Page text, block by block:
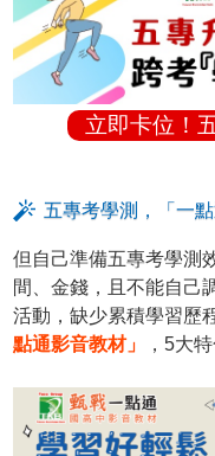
立即卡位！
五專考學測，「一
但自己準備五專考學測
間、金錢，且不能自己
活動，缺少累積學習歷
點通影音教材」
，5大